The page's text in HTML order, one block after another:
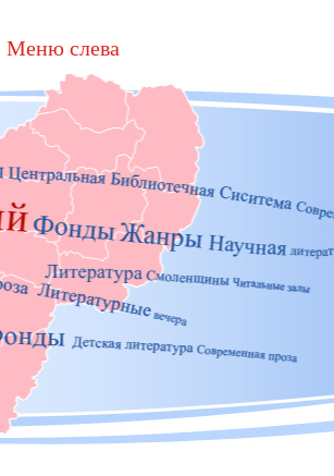
Меню слева